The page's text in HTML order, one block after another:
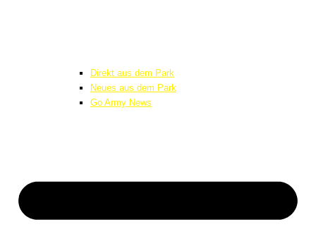
Direkt aus dem Park
Neues aus dem Park
Go Army News